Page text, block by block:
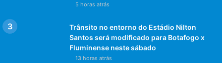
5 horas atrás
Trânsito no entorno do Estádio Nilton
Santos será modificado para Botafogo x
Fluminense neste sábado
13 horas atrás